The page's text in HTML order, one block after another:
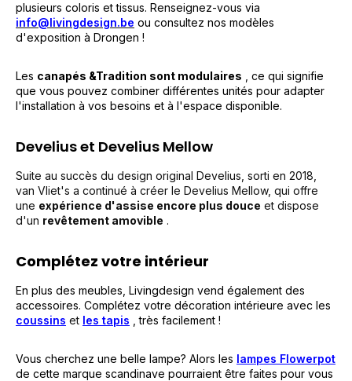
plusieurs coloris et tissus. Renseignez-vous via
info@livingdesign.be ou consultez nos modèles
d'exposition à Drongen !
Les canapés &Tradition sont modulaires , ce qui signifie
que vous pouvez combiner différentes unités pour adapter
l'installation à vos besoins et à l'espace disponible.
Develius et Develius Mellow
Suite au succès du design original Develius, sorti en 2018,
van Vliet's a continué à créer le Develius Mellow, qui offre
une expérience d'assise encore plus douce et dispose
d'un revêtement amovible .
Complétez votre intérieur
En plus des meubles, Livingdesign vend également des
accessoires. Complétez votre décoration intérieure avec les
coussins et les tapis , très facilement !
Vous cherchez une belle lampe? Alors les lampes Flowerpot
de cette marque scandinave pourraient être faites pour vous